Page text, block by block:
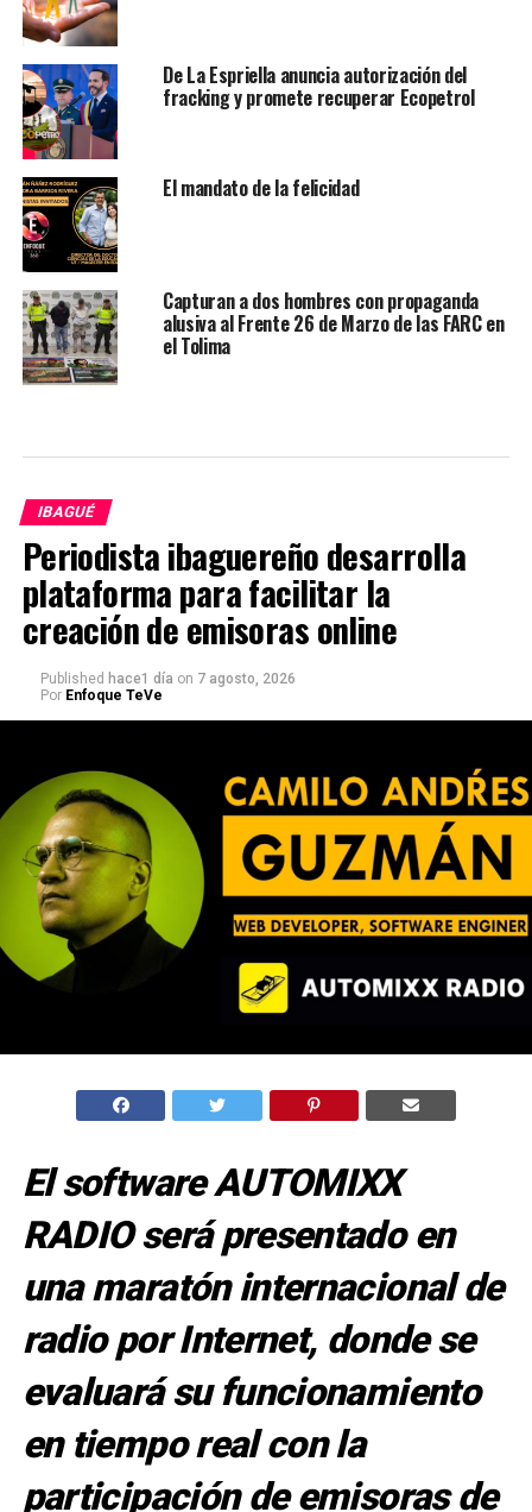
De La Espriella anuncia autorización del
fracking y promete recuperar Ecopetrol
El mandato de la felicidad
Capturan a dos hombres con propaganda
alusiva al Frente 26 de Marzo de las FARC en
el Tolima
IBAGUÉ
Periodista ibaguereño desarrolla
plataforma para facilitar la
creación de emisoras online
Published hace1 día on 7 agosto, 2026
Por Enfoque TeVe
El software AUTOMIXX
RADIO será presentado en
una maratón internacional de
radio por Internet, donde se
evaluará su funcionamiento
en tiempo real con la
participación de emisoras de